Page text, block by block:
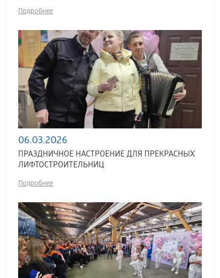
Подробнее
06.03.2026
ПРАЗДНИЧНОЕ НАСТРОЕНИЕ ДЛЯ ПРЕКРАСНЫХ
ЛИФТОСТРОИТЕЛЬНИЦ
Подробнее